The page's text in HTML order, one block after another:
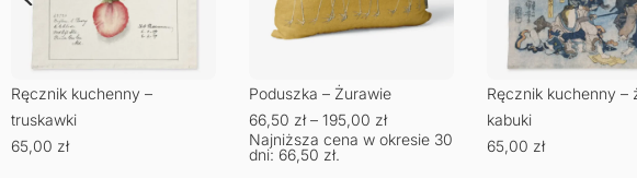
Ręcznik kuchenny –
truskawki
65,00 zł
Poduszka – Żurawie
66,50 zł – 195,00 zł
Najniższa cena w okresie 30
dni: 66,50 zł.
Ręcznik kuchenny –
kabuki
65,00 zł